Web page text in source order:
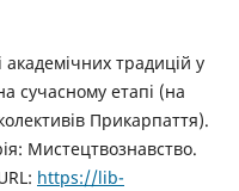
традицій у
сучасному етапі (на
Прикарпаття).
Мистецтвознавство.
https://lib-